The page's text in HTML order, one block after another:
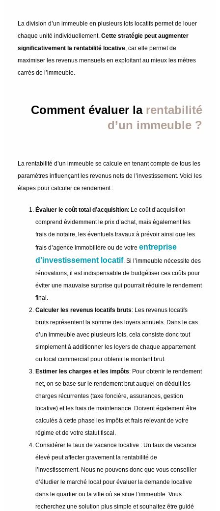
La division d’un immeuble en plusieurs lots locatifs permet de louer
chaque unité individuellement.Cette stratégie peut augmenter
significativement la rentabilité locative, car elle permet de
maximiser les revenus mensuels en exploitant au mieux les mètres
carrés de l’immeuble.
Comment évaluer la rentabilité
d’un immeuble ?
La rentabilité d’un immeuble se calcule en tenant compte de tous les
paramètres influençant les revenus nets de l’investissement. Voici les
étapes pour calculer ce rendement :
Évaluer le coût total d’acquisition: Le coût d’acquisition
comprend évidemment le prix d’achat, mais également les
frais de notaire, les éventuels travaux à prévoir ainsi que les
frais d’agence immobilière ou de votreentreprise
d’investissement locatif. Si l’immeuble nécessite des
rénovations, il est indispensable de budgétiser ces coûts pour
éviter une mauvaise surprise qui pourrait réduire le rendement
final.
Calculer les revenus locatifs bruts: Les revenus locatifs
bruts représentent la somme des loyers annuels. Dans le cas
d’un immeuble avec plusieurs lots, cela consiste donc tout
simplement à additionner les loyers de chaque appartement
ou local commercial pour obtenir le montant brut.
Estimer les charges et les impôts: Pour obtenir le rendement
net, on se base sur le rendement brut auquel on déduit les
charges récurrentes (taxe foncière, assurances, gestion
locative) et les frais de maintenance. Doivent également être
calculés à cette phase les impôts et frais relevant de votre
régime et de votre statut fiscal.
Considérer le taux de vacance locative : Un taux de vacance
élevé peut affecter gravement la rentabilité de
l’investissement. Nous ne pouvons donc que vous conseiller
d’étudier le marché local pour évaluer la demande locative
dans le quartier ou la ville où se situe l’immeuble. Vous
recherchez une solution plus simple et souhaitez être guidé